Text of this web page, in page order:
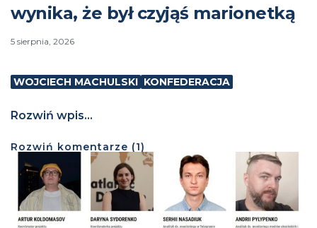
wynika, że był czyjąś marionetką
5 sierpnia, 2026
WOJCIECH MACHULSKI KONFEDERACJA
Rozwiń wpis...
Rozwiń komentarze (1)